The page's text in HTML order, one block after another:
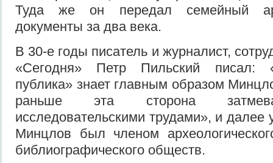
Туда же он передал семейный
документы за два века.
В 30-е годы писатель и журналист,
«Сегодня» Петр Пильский писал:
публика» знает главным образом
раньше эта сторона
исследовательскими трудами», и далее
Минцлов был членом
библиографического обществ.